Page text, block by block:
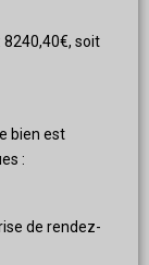
8240,40€, soit
bien est
:
de rendez-